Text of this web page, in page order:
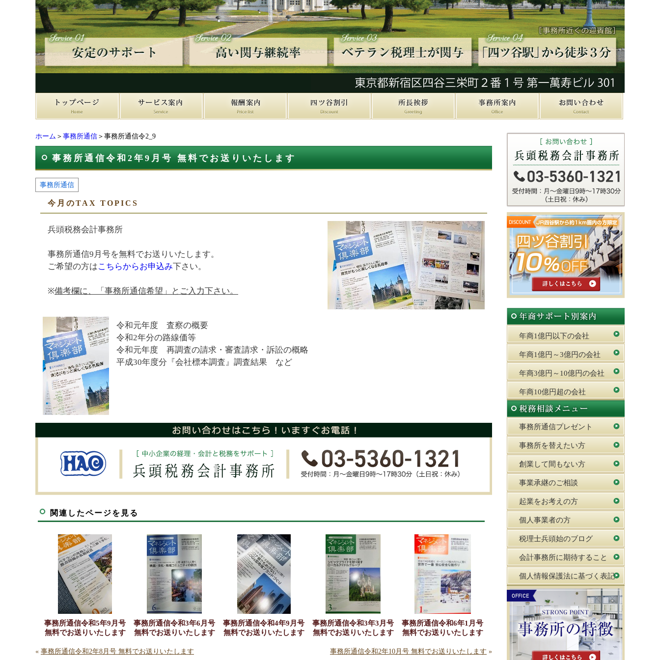
ホーム ＞ 事務所通信 ＞事務所通信令2_9
事務所通信令和2年9月号 無料でお送りいたします
事務所通信
今月のTAX TOPICS
兵頭税務会計事務所
事務所通信9月号を無料でお送りいたします。
ご希望の方はこちらからお申込み下さい。
※備考欄に、「事務所通信希望」とご入力下さい。
令和元年度 査察の概要
令和2年分の路線価等
令和元年度 再調査の請求・審査請求・訴訟の概略
平成30年度分『会社標本調査』調査結果 など
関連したページを見る
事務所通信令和5年9月号
無料でお送りいたします
事務所通信令和3年6月号
無料でお送りいたします
事務所通信令和4年9月号
無料でお送りいたします
事務所通信令和3年3月号
無料でお送りいたします
事務所通信令和6年1月号
無料でお送りいたします
« 事務所通信令和2年8月号 無料でお送りいたします 事務所通信令和2年10月号 無料でお送りいたします »
年商1億円以下の会社
年商1億円～3億円の会社
年商3億円～10億円の会社
年商10億円超の会社
事務所通信プレゼント
事務所を替えたい方
創業して間もない方
事業承継のご相談
起業をお考えの方
個人事業者の方
税理士兵頭始のブログ
会計事務所に期待すること
個人情報保護法に基づく表記